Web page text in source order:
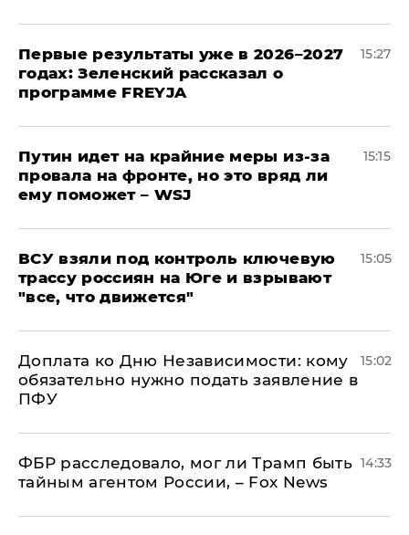
Первые результаты уже в 2026–2027
годах: Зеленский рассказал о
программе FREYJA
15:27
Путин идет на крайние меры из-за
провала на фронте, но это вряд ли
ему поможет – WSJ
15:15
ВСУ взяли под контроль ключевую
трассу россиян на Юге и взрывают
"все, что движется"
15:05
Доплата ко Дню Независимости: кому
обязательно нужно подать заявление в
ПФУ
15:02
ФБР расследовало, мог ли Трамп быть
тайным агентом России, – Fox News
14:33